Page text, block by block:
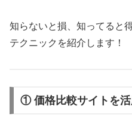
知らないと損、知ってると
テクニックを紹介します！
① 価格比較サイトを活